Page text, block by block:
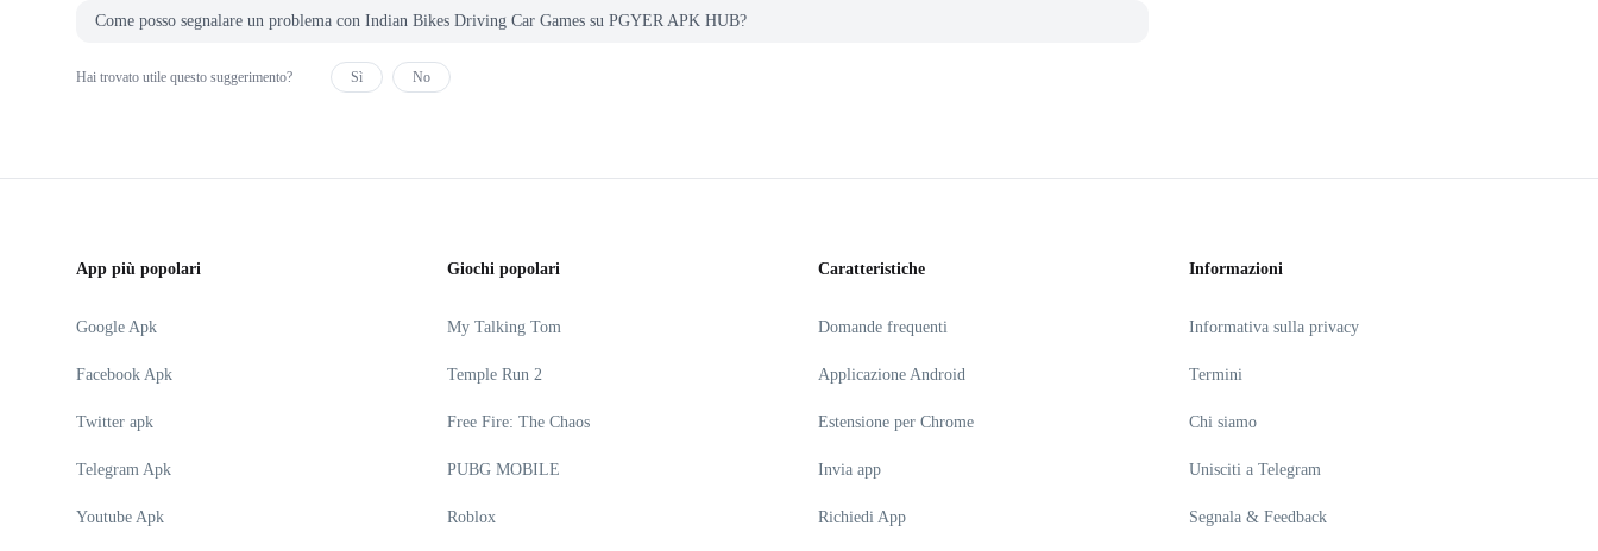
Come posso segnalare un problema con Indian Bikes Driving Car Games su PGYER APK HUB?
Hai trovato utile questo suggerimento? Sì No
App più popolari
Google Apk
Facebook Apk
Twitter apk
Telegram Apk
Youtube Apk
Giochi popolari
My Talking Tom
Temple Run 2
Free Fire: The Chaos
PUBG MOBILE
Roblox
Caratteristiche
Domande frequenti
Applicazione Android
Estensione per Chrome
Invia app
Richiedi App
Informazioni
Informativa sulla privacy
Termini
Chi siamo
Unisciti a Telegram
Segnala & Feedback